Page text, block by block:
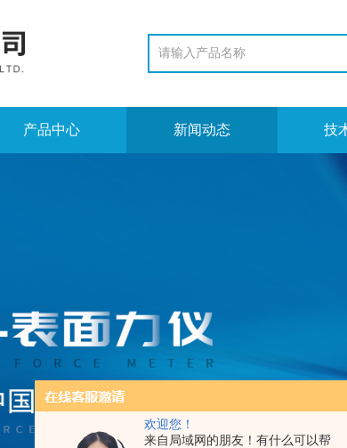
欢迎您！
来自局域网的朋友！有什么可以帮
产品中心 新闻动态 技